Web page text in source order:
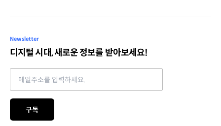
Newsletter
디지털 시대, 새로운 정보를 받아보세요!
구독